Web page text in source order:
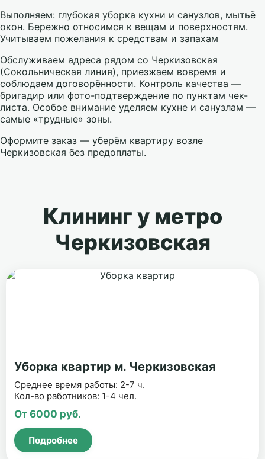
Выполняем: глубокая уборка кухни и санузлов, мытьё
окон. Бережно относимся к вещам и поверхностям.
Учитываем пожелания к средствам и запахам
Обслуживаем адреса рядом со Черкизовская
(Сокольническая линия), приезжаем вовремя и
соблюдаем договорённости. Контроль качества —
бригадир или фото-подтверждение по пунктам чек-
листа. Особое внимание уделяем кухне и санузлам —
самые «трудные» зоны.
Оформите заказ — уберём квартиру возле
Черкизовская без предоплаты.
Клининг у метро
Черкизовская
Уборка квартир м. Черкизовская
Среднее время работы: 2-7 ч.
Кол-во работников: 1-4 чел.
От 6000 руб.
Подробнее